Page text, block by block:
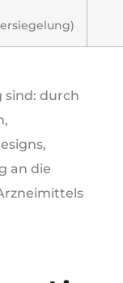
sind: durch
an die